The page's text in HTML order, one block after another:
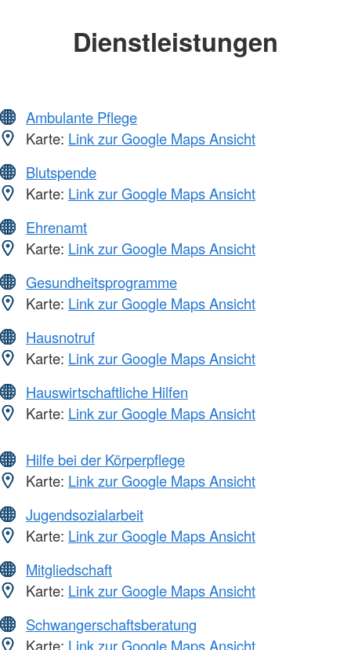
Dienstleistungen
Ambulante Pflege
Karte: Link zur Google Maps Ansicht
Blutspende
Karte: Link zur Google Maps Ansicht
Ehrenamt
Karte: Link zur Google Maps Ansicht
Gesundheitsprogramme
Karte: Link zur Google Maps Ansicht
Hausnotruf
Karte: Link zur Google Maps Ansicht
Hauswirtschaftliche Hilfen
Karte: Link zur Google Maps Ansicht
Hilfe bei der Körperpflege
Karte: Link zur Google Maps Ansicht
Jugendsozialarbeit
Karte: Link zur Google Maps Ansicht
Mitgliedschaft
Karte: Link zur Google Maps Ansicht
Schwangerschaftsberatung
Karte: Link zur Google Maps Ansicht